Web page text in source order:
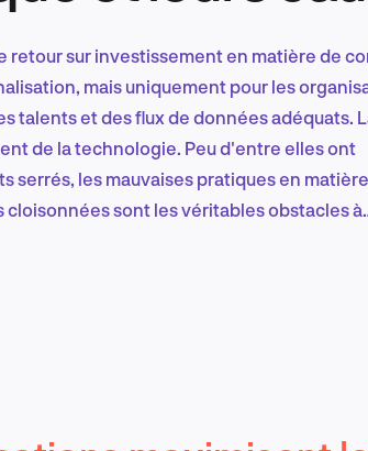
Marketing
Recherche
retour sur investissement en matière de
mais uniquement pour les
talents et des flux de données adéquats.
de la technologie. Peu d'entre elles ont
serrés, les mauvaises pratiques en
cloisonnées sont les véritables obstacles à